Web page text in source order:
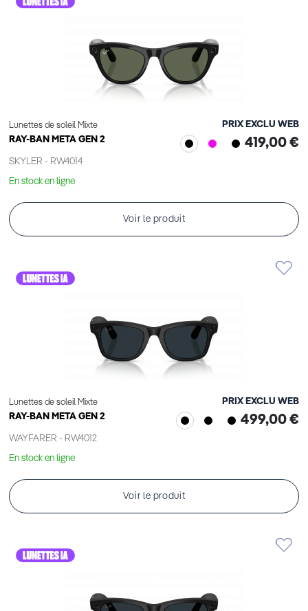
Lunettes de soleil Mixte
RAY-BAN META GEN 2
SKYLER - RW4014
PRIX EXCLU WEB
419,00 €
En stock en ligne
Voir le produit
Lunettes de soleil Mixte
RAY-BAN META GEN 2
WAYFARER - RW4012
PRIX EXCLU WEB
499,00 €
En stock en ligne
Voir le produit